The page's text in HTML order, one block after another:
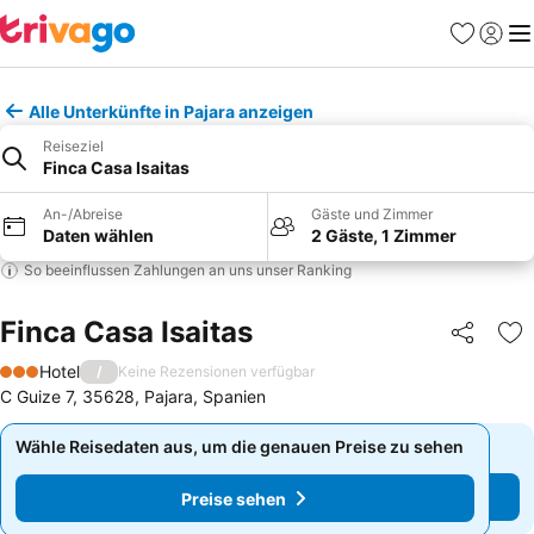
Favoriten
Alle Unterkünfte in Pajara anzeigen
Reiseziel
Finca Casa Isaitas
An-/Abreise
Daten wählen
Gäste und Zimmer
2 Gäste, 1 Zimmer
So beeinflussen Zahlungen an uns unser Ranking
Finca Casa Isaitas Teilen
3 Sterne
Hotel / Keine Rezensionen verfügbar
C Guize 7, 35628, Pajara, Spanien
Wähle Reisedaten aus, um die genauen Preise zu sehen
Preise sehen
Wähle Reisedaten aus, um die genauen Preise zu sehen
Preise sehen